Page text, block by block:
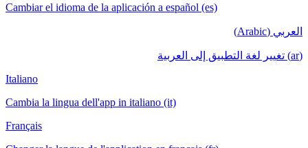
Cambiar el idioma de la aplicación a español (es)
العربي (Arabic)
(ar) تغيير لغة التطبيق إلى العربية
Italiano
Cambia la lingua dell'app in italiano (it)
Français